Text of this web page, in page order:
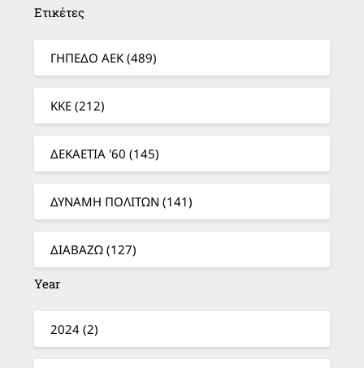
Ετικέτες
ΓΗΠΕΔΟ ΑΕΚ (489)
ΚΚΕ (212)
ΔΕΚΑΕΤΙΑ '60 (145)
ΔΥΝΑΜΗ ΠΟΛΙΤΩΝ (141)
ΔΙΑΒΑΖΩ (127)
Year
2024 (2)